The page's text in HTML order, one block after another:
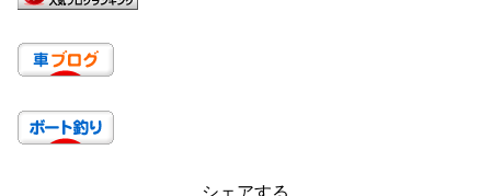
シェアする